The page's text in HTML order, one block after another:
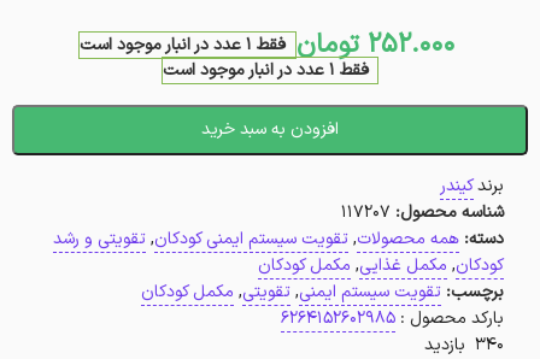
252.000 تومان فقط 1 عدد در انبار موجود است
فقط 1 عدد در انبار موجود است
افزودن به سبد خرید
برندکیندر
شناسه محصول: 117207
دسته: همه محصولات,تقویت سیستم ایمنی کودکان,تقویتی و رشد
کودکان, مکمل غذایی, مکمل کودکان
برچسب: تقویت سیستم ایمنی,تقویتی, مکمل کودکان
بارکد محصول : 6264152602985
340 بازدید